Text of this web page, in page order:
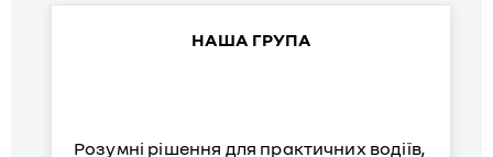
НАША ГРУПА
Розумні рішення для практичних водіїв,